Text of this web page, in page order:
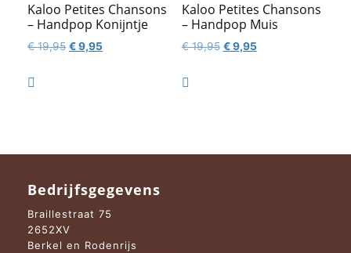
Kaloo Petites Chansons
– Handpop Konijntje
€19,95 Oorspronkelijke
€9,95Huidige

Kaloo Petites Chansons
– Handpop Muis
€19,95 Oorspronkelijke
€9,95Huidige

Bedrijfsgegevens
Braillestraat 75
2652XV
Berkel en Rodenrijs